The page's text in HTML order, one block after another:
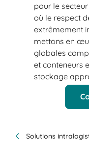
pour le
où le respect
extrêmement
mettons en
globales
et conteneurs
stockage
Solutions